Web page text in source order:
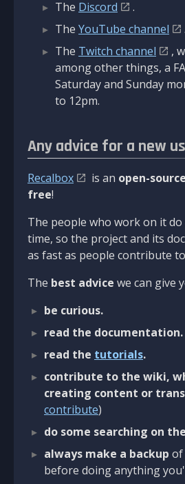
The Discord
.
The YouTube channel
.
The Twitch channel
,
among other things, a
Saturday and Sunday
to 12pm.
Any advice for a new
Recalbox is an open-source
free!
The people who work on it
time, so the project and its
as fast as people contribute
The best advice we can give
be curious.
read the documentation.
read the tutorials.
contribute to the wiki,
creating content or
contribute)
do some searching on
always make a backup of
before doing anything